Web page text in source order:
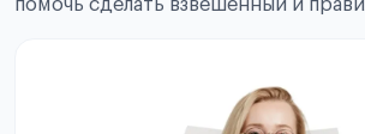
помочь сделать взвешенный и